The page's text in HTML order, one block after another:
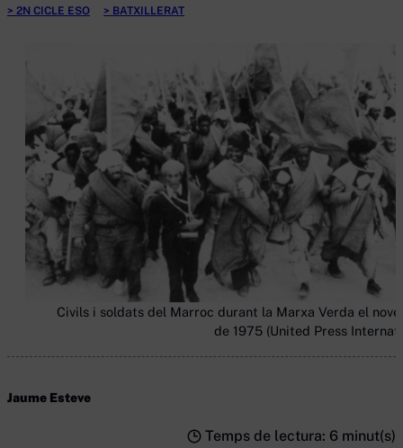
2N CICLE ESO BATXILLERAT
Civils i soldats del Marroc durant la Marxa Verda el
de 1975 (United Press
Jaume Esteve
Temps de lectura: 6 minut(s)